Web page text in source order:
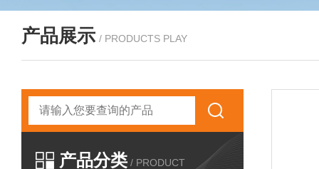
产品展示 / PRODUCTS PLAY
产品分类 / PRODUCT